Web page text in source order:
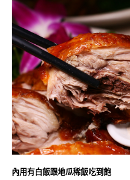
內用有白飯跟地瓜稀飯吃到飽